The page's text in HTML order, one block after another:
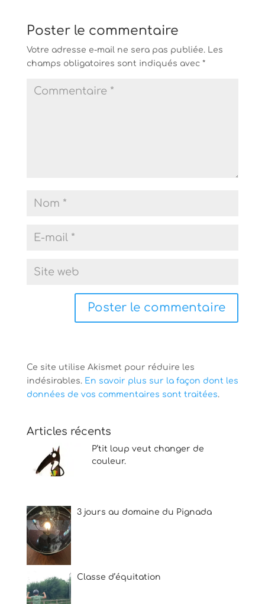
Poster le commentaire
Votre adresse e-mail ne sera pas publiée. Les
champs obligatoires sont indiqués avec *
Ce site utilise Akismet pour réduire les
indésirables. En savoir plus sur la façon dont les
données de vos commentaires sont traitées.
Articles récents
P’tit loup veut changer de
couleur.
3 jours au domaine du Pignada
Classe d’équitation